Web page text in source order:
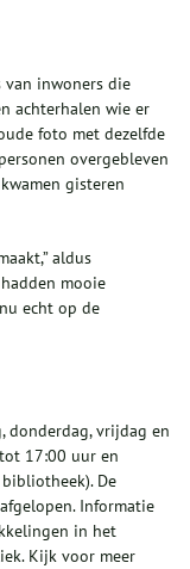
inwoners die
achterhalen wie er
foto met dezelfde
overgebleven
gisteren
aldus
mooie
echt op de
donderdag, vrijdag en
17:00 uur en
De
Informatie
in het
Kijk voor meer